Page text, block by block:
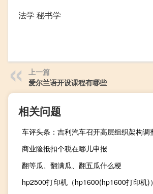
法学 秘书学
上一篇
爱尔兰语开设课程有哪些
相关问题
商业险抵扣个税在哪儿申报
翻等瓜、翻满瓜、翻五瓜什么梗
hp2500打印机（hp1600(hp1600打印机)）